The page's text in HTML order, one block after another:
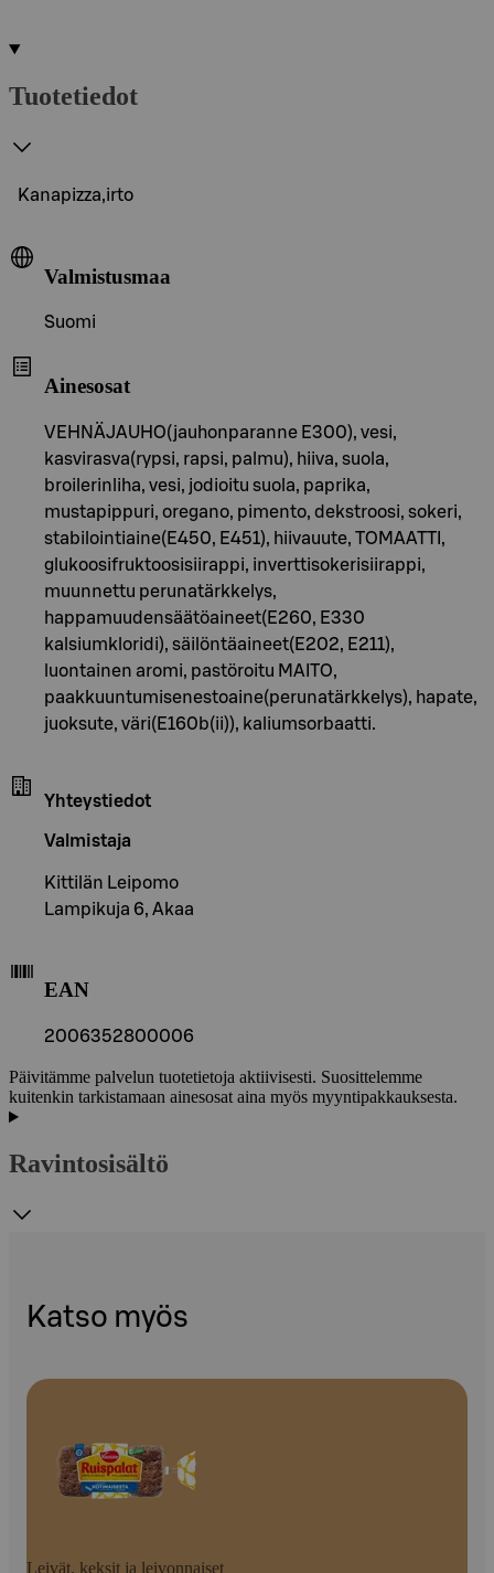
Tuotetiedot
Kanapizza,irto
Valmistusmaa
Suomi
Ainesosat
VEHNÄJAUHO(jauhonparanne E300), vesi,
kasvirasva(rypsi, rapsi, palmu), hiiva, suola,
broilerinliha, vesi, jodioitu suola, paprika,
mustapippuri, oregano, pimento, dekstroosi, sokeri,
stabilointiaine(E450, E451), hiivauute, TOMAATTI,
glukoosifruktoosisiirappi, inverttisokerisiirappi,
muunnettu perunatärkkelys,
happamuudensäätöaineet(E260, E330
kalsiumkloridi), säilöntäaineet(E202, E211),
luontainen aromi, pastöroitu MAITO,
paakkuuntumisenestoaine(perunatärkkelys), hapate,
juoksute, väri(E160b(ii)), kaliumsorbaatti.
Yhteystiedot
Valmistaja
Kittilän Leipomo
Lampikuja 6, Akaa
EAN
2006352800006
Päivitämme palvelun tuotetietoja aktiivisesti. Suosittelemme
kuitenkin tarkistamaan ainesosat aina myös myyntipakkauksesta.
Ravintosisältö
Katso myös
Leivät, keksit ja leivonnaiset